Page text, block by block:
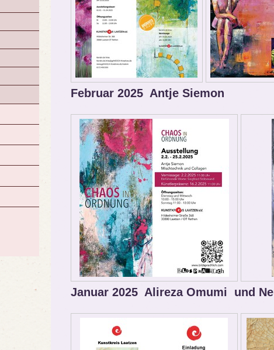
Februar 2025 Antje Siemon
Januar 2025 Alireza Omumi und